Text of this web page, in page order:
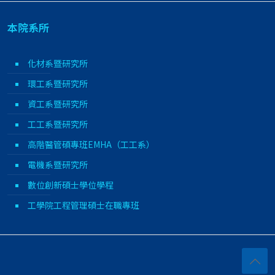
本院系所
化材系暨研究所
環工系暨研究所
資工系暨研究所
工工系暨研究所
高階醫管碩專班EMHA（工工系）
電機系暨研究所
數位創新碩士學位學程
工學院工程管理碩士在職專班